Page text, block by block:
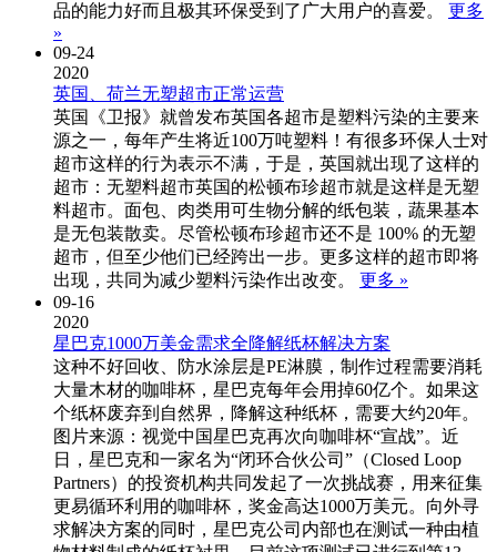
品的能力好而且极其环保受到了广大用户的喜爱。 更多
»
09-24
2020
英国、荷兰无塑超市正常运营
英国《卫报》就曾发布英国各超市是塑料污染的主要来
源之一，每年产生将近100万吨塑料！有很多环保人士对
超市这样的行为表示不满，于是，英国就出现了这样的
超市：无塑料超市英国的松顿布珍超市就是这样是无塑
料超市。面包、肉类用可生物分解的纸包装，蔬果基本
是无包装散卖。尽管松顿布珍超市还不是 100% 的无塑
超市，但至少他们已经跨出一步。更多这样的超市即将
出现，共同为减少塑料污染作出改变。 更多 »
09-16
2020
星巴克1000万美金需求全降解纸杯解决方案
这种不好回收、防水涂层是PE淋膜，制作过程需要消耗
大量木材的咖啡杯，星巴克每年会用掉60亿个。如果这
个纸杯废弃到自然界，降解这种纸杯，需要大约20年。
图片来源：视觉中国星巴克再次向咖啡杯“宣战”。近
日，星巴克和一家名为“闭环合伙公司”（Closed Loop
Partners）的投资机构共同发起了一次挑战赛，用来征集
更易循环利用的咖啡杯，奖金高达1000万美元。向外寻
求解决方案的同时，星巴克公司内部也在测试一种由植